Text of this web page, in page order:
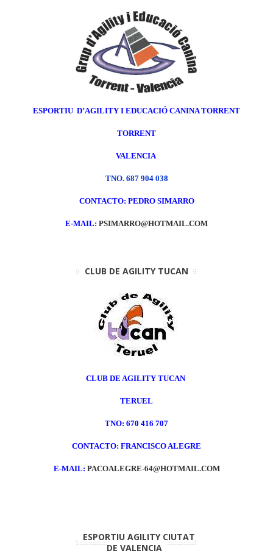
ESPORTIU D’AGILITY I EDUCACIÓ CANINA TORRENT
TORRENT
VALENCIA
TNO. 687 904 038
CONTACTO: PEDRO SIMARRO
E-MAIL: PSIMARRO@HOTMAIL.COM
CLUB DE AGILITY TUCAN
CLUB DE AGILITY TUCAN
TERUEL
TNO: 670 416 707
CONTACTO: FRANCISCO ALEGRE
E-MAIL: PACOALEGRE-64@HOTMAIL.COM
ESPORTIU AGILITY CIUTAT
DE VALENCIA